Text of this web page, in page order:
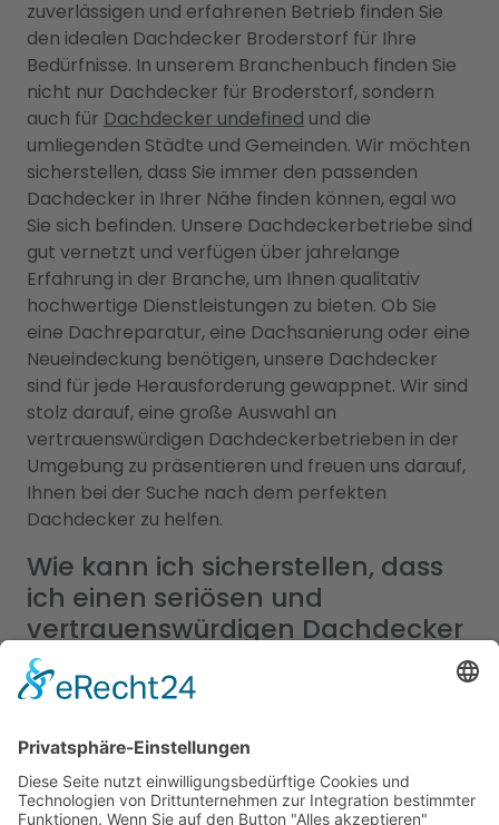
zuverlässigen und erfahrenen Betrieb finden Sie
den idealen Dachdecker Broderstorf für Ihre
Bedürfnisse. In unserem Branchenbuch finden Sie
nicht nur Dachdecker für Broderstorf, sondern
auch für Dachdecker undefined und die
umliegenden Städte und Gemeinden. Wir möchten
sicherstellen, dass Sie immer den passenden
Dachdecker in Ihrer Nähe finden können, egal wo
Sie sich befinden. Unsere Dachdeckerbetriebe sind
gut vernetzt und verfügen über jahrelange
Erfahrung in der Branche, um Ihnen qualitativ
hochwertige Dienstleistungen zu bieten. Ob Sie
eine Dachreparatur, eine Dachsanierung oder eine
Neueindeckung benötigen, unsere Dachdecker
sind für jede Herausforderung gewappnet. Wir sind
stolz darauf, eine große Auswahl an
vertrauenswürdigen Dachdeckerbetrieben in der
Umgebung zu präsentieren und freuen uns darauf,
Ihnen bei der Suche nach dem perfekten
Dachdecker zu helfen.
Wie kann ich sicherstellen, dass
ich einen seriösen und
vertrauenswürdigen Dachdecker
in meiner Nähe finde?
Es ist wichtig, dass Sie bei der Suche nach einem
einen seriösen und vertrauenswürdigen Profi
finden. Hier sind einige Tipps, die Ihnen helfen
können, den richtigen Dachdecker zu finden: